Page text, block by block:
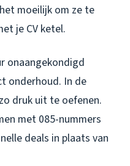
moeilijk om ze te
je CV ketel.
onaangekondigd
onderhoud. In de
druk uit te oefenen.
met 085-nummers
deals in plaats van